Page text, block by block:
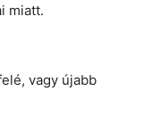
miatt.
vagy újabb